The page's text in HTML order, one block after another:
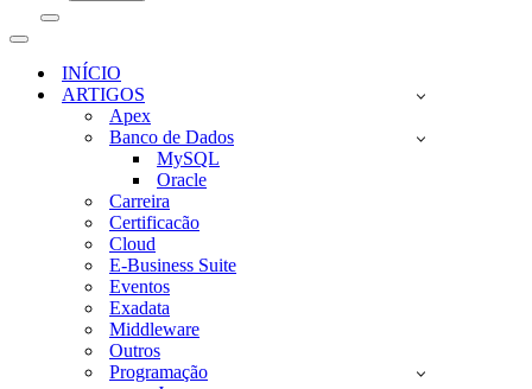
Menu
navegação
Menu
navegaçãoINÍCIO
ARTIGOS
Apex
Banco de Dados
MySQL
Oracle
Carreira
Certificacão
Cloud
E-Business Suite
Eventos
Exadata
Middleware
Outros
Programação